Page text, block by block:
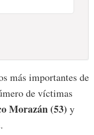
más importantes de
de víctimas
Morazán (53) y